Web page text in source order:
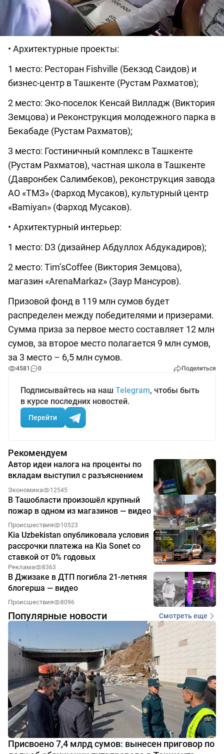
• Архитектурные проекты:
1 место: Ресторан Fishville (Бекзод Саидов) и
бизнес-центр в Ташкенте (Рустам Рахматов);
2 место: Эко-поселок Кенсай Вилладж (Виктория
Земцова) и Реконструкция молодежного парка в
Бекабаде (Рустам Рахматов);
3 место: Гостиничный комплекс в Ташкенте
(Рустам Рахматов), частная школа в Ташкенте
(Давронбек Салимбеков), реконструкция завода
АО «ТМЗ» (Фарход Мусаков), культурный центр
«Bamiyan» (Фарход Мусаков).
• Архитектурный интерьер:
1 место: D3 (дизайнер Абдуллох Абдукадиров);
2 место: Tim’sCoffee (Виктория Земцова),
магазин «ArenaMarkaz» (Заур Мансуров).
Призовой фонд в 119 млн сумов будет
распределен между победителями и призерами.
Сумма приза за первое место составляет 12 млн
сумов, за второе место полагается 9 млн сумов,
за 3 место – 6,5 млн сумов.
4581 0 Поделиться
Подписывайтесь на наш Telegram, чтобы быть
в курсе последних новостей.
Перейти
Рекомендуем
Автор идеи налога на проценты по
вкладам выступил с разъяснением
Экономика 12545
В Ташобласти произошёл крупный
пожар в одном из магазинов — видео
Происшествия 10523
Kia Uzbekistan опубликовала условия
рассрочки платежа на Kia Sonet со
ставкой от 0% годовых
Реклама 8363
В Джизаке в ДТП погибла 21-летняя
блогерша — видео
Происшествия 8096
Популярные новости Смотреть еще
Присвоено 7,4 млрд сумов: вынесен приговор по